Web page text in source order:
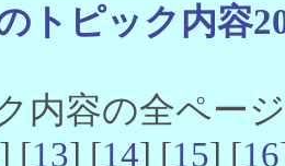
トピック内容
内容の全ペー
] [13] [14] [15] [16